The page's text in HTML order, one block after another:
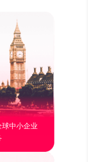
中小企业